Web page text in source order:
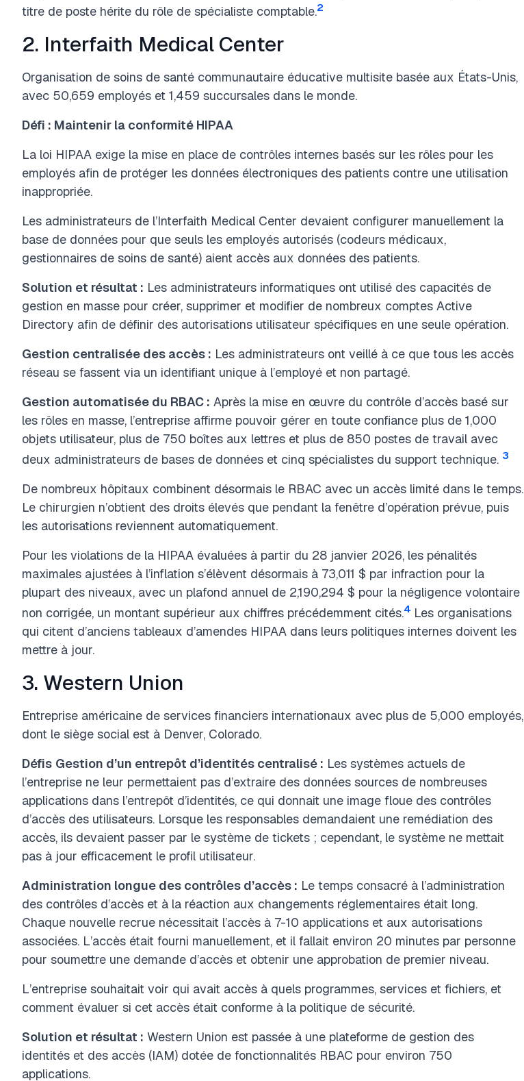
titre de poste hérite du rôle de spécialiste comptable.2
2. Interfaith Medical Center
Organisation de soins de santé communautaire éducative multisite basée aux États-Unis,
avec 50,659 employés et 1,459 succursales dans le monde.
Défi : Maintenir la conformité HIPAA
La loi HIPAA exige la mise en place de contrôles internes basés sur les rôles pour les
employés afin de protéger les données électroniques des patients contre une utilisation
inappropriée.
Les administrateurs de l’Interfaith Medical Center devaient configurer manuellement la
base de données pour que seuls les employés autorisés (codeurs médicaux,
gestionnaires de soins de santé) aient accès aux données des patients.
Solution et résultat : Les administrateurs informatiques ont utilisé des capacités de
gestion en masse pour créer, supprimer et modifier de nombreux comptes Active
Directory afin de définir des autorisations utilisateur spécifiques en une seule opération.
Gestion centralisée des accès : Les administrateurs ont veillé à ce que tous les accès
réseau se fassent via un identifiant unique à l’employé et non partagé.
Gestion automatisée du RBAC : Après la mise en œuvre du contrôle d’accès basé sur
les rôles en masse, l’entreprise affirme pouvoir gérer en toute confiance plus de 1,000
objets utilisateur, plus de 750 boîtes aux lettres et plus de 850 postes de travail avec
deux administrateurs de bases de données et cinq spécialistes du support technique. 3
De nombreux hôpitaux combinent désormais le RBAC avec un accès limité dans le temps.
Le chirurgien n’obtient des droits élevés que pendant la fenêtre d’opération prévue, puis
les autorisations reviennent automatiquement.
Pour les violations de la HIPAA évaluées à partir du 28 janvier 2026, les pénalités
maximales ajustées à l’inflation s’élèvent désormais à 73,011 $ par infraction pour la
plupart des niveaux, avec un plafond annuel de 2,190,294 $ pour la négligence volontaire
non corrigée, un montant supérieur aux chiffres précédemment cités.4 Les organisations
qui citent d’anciens tableaux d’amendes HIPAA dans leurs politiques internes doivent les
mettre à jour.
3. Western Union
Entreprise américaine de services financiers internationaux avec plus de 5,000 employés,
dont le siège social est à Denver, Colorado.
Défis Gestion d’un entrepôt d’identités centralisé : Les systèmes actuels de
l’entreprise ne leur permettaient pas d’extraire des données sources de nombreuses
applications dans l’entrepôt d’identités, ce qui donnait une image floue des contrôles
d’accès des utilisateurs. Lorsque les responsables demandaient une remédiation des
accès, ils devaient passer par le système de tickets ; cependant, le système ne mettait
pas à jour efficacement le profil utilisateur.
Administration longue des contrôles d’accès : Le temps consacré à l’administration
des contrôles d’accès et à la réaction aux changements réglementaires était long.
Chaque nouvelle recrue nécessitait l’accès à 7-10 applications et aux autorisations
associées. L’accès était fourni manuellement, et il fallait environ 20 minutes par personne
pour soumettre une demande d’accès et obtenir une approbation de premier niveau.
L’entreprise souhaitait voir qui avait accès à quels programmes, services et fichiers, et
comment évaluer si cet accès était conforme à la politique de sécurité.
Solution et résultat : Western Union est passée à une plateforme de gestion des
identités et des accès (IAM) dotée de fonctionnalités RBAC pour environ 750
applications.